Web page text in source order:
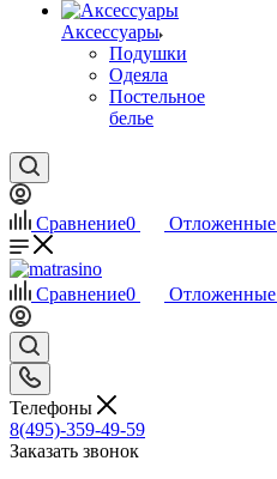
Аксессуары
Подушки
Одеяла
Постельное
белье
Сравнение0 Отложенные
Сравнение0 Отложенные
Телефоны
8(495)-359-49-59
Заказать звонок